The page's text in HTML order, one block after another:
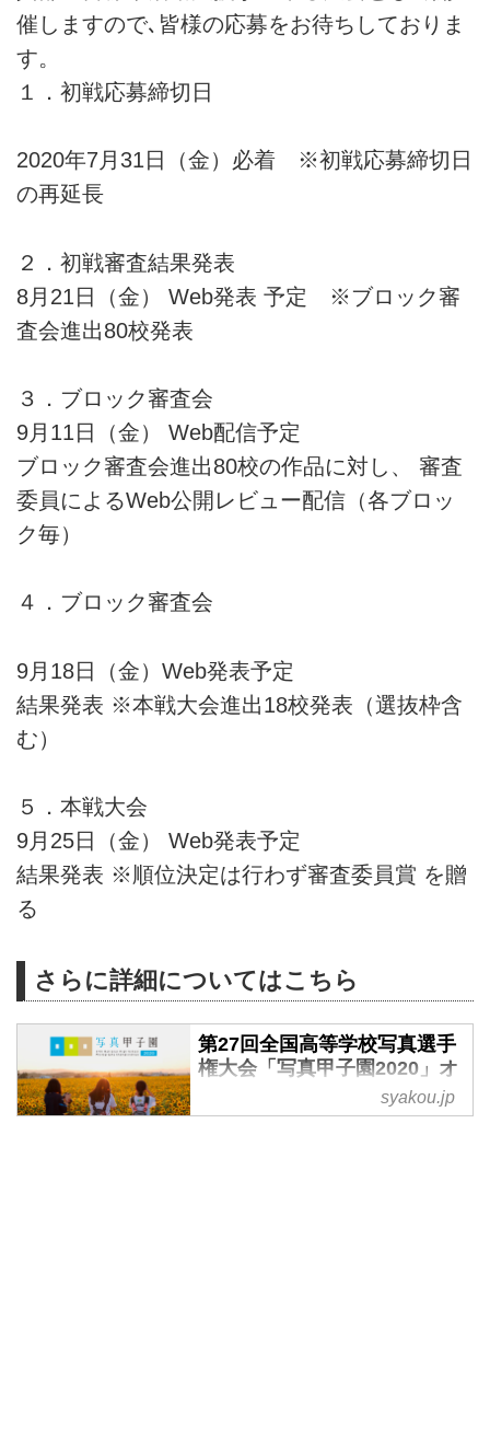
催しますので､皆様の応募をお待ちしておりま
す。
１．初戦応募締切日
2020年7月31日（金）必着 ※初戦応募締切日
の再延長
２．初戦審査結果発表
8月21日（金） Web発表 予定 ※ブロック審
査会進出80校発表
３．ブロック審査会
9月11日（金） Web配信予定
ブロック審査会進出80校の作品に対し、 審査
委員によるWeb公開レビュー配信（各ブロッ
ク毎）
４．ブロック審査会
9月18日（金）Web発表予定
結果発表 ※本戦大会進出18校発表（選抜枠含
む）
５．本戦大会
9月25日（金） Web発表予定
結果発表 ※順位決定は行わず審査委員賞 を贈
る
さらに詳細についてはこちら
第27回全国高等学校写真選手
権大会「写真甲子園2020」オ
syakou.jp